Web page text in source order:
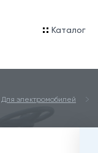
Каталог
Для электромобилей